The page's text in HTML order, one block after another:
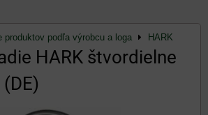
produktov podľa výrobcu a loga HARK
HARK štvordielne